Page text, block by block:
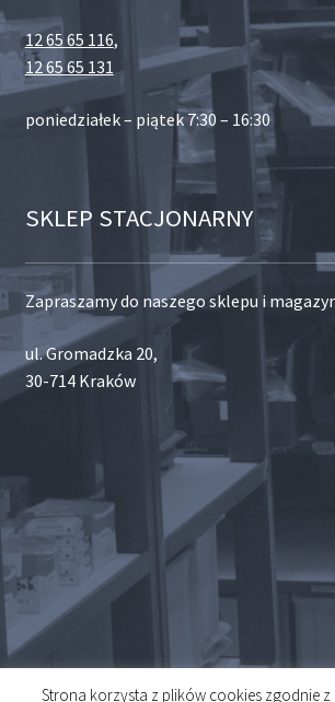
12 65 65 116,
12 65 65 131
poniedziałek – piątek 7:30 – 16:30
SKLEP STACJONARNY
Zapraszamy do naszego sklepu i
ul. Gromadzka 20,
30-714 Kraków
Strona korzysta z plików cookies zgodnie z